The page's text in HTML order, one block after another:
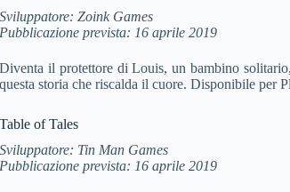
Sviluppatore: Zoink Games
Pubblicazione prevista: 16 aprile 2019
Diventa il protettore di Louis, un bambino
questa storia che riscalda il cuore. Disponibile per
Table of Tales
Sviluppatore: Tin Man Games
Pubblicazione prevista: 16 aprile 2019